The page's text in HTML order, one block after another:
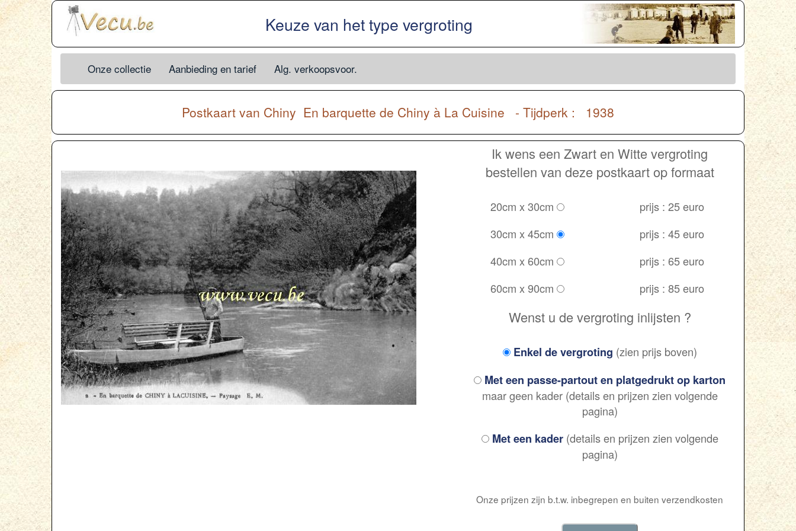
Keuze van het type vergroting
Onze collectie Aanbieding en tarief Alg. verkoopsvoor.
Postkaart van Chiny En barquette de Chiny à La Cuisine - Tijdperk : 1938
Ik wens een Zwart en Witte vergroting
bestellen van deze postkaart op formaat
20cm x 30cm
prijs : 25 euro
30cm x 45cm
prijs : 45 euro
40cm x 60cm
prijs : 65 euro
60cm x 90cm
prijs : 85 euro
Wenst u de vergroting inlijsten ?
Enkel de vergroting (zien prijs boven)
Met een passe-partout en platgedrukt op karton
maar geen kader (details en prijzen zien volgende
pagina)
Met een kader(details en prijzen zien volgende
pagina)
Onze prijzen zijn b.t.w. inbegrepen en buiten verzendkosten